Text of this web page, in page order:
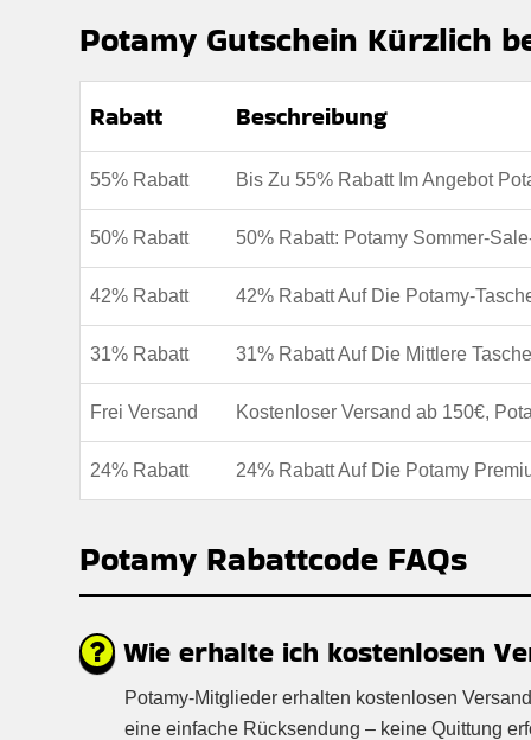
Berechtigung: Für alle kunden
Bedingungen:Die Geschäftsbedingungen finden
Potamy Gutschein Kürzlich
Rabatt Beschreibung
55% Rabatt Bis Zu 55% Rabatt Im Angebot
50% Rabatt 50% Rabatt: Potamy Sommer-
42% Rabatt 42% Rabatt Auf Die Potamy-
31% Rabatt 31% Rabatt Auf Die Mittlere Tasche
Frei Versand Kostenloser Versand ab 150€,
24% Rabatt 24% Rabatt Auf Die Potamy
Potamy Rabattcode FAQs
Wie erhalte ich kostenlosen
Potamy-Mitglieder erhalten kostenlosen
eine einfache Rücksendung – keine Quittung